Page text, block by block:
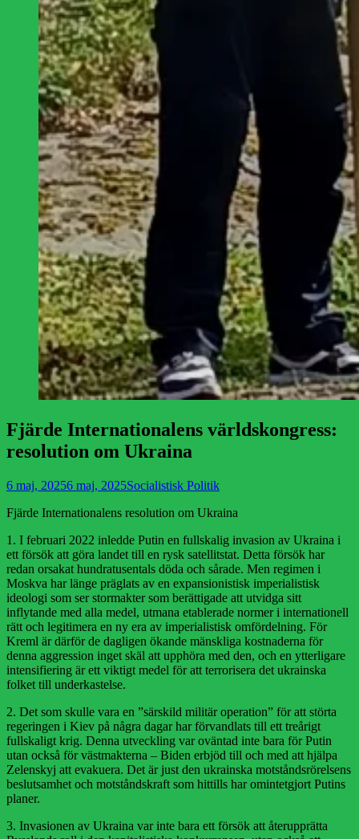
Fjärde Internationalens världskongress:
resolution om Ukraina
Publicerad
6 maj, 20256 maj, 2025Författare
Socialistisk Politik
Fjärde Internationalens resolution om Ukraina
1. I februari 2022 inledde Putin en fullskalig invasion av Ukraina i
ett försök att göra landet till en rysk satellitstat. Detta försök har
redan orsakat hundratusentals döda och sårade. Men regimen i
Moskva har länge präglats av en expansionistisk imperialistisk
ideologi som ser stormakter som berättigade att utvidga sitt
inflytande med alla medel, utmana etablerade normer i internationell
rätt och legitimera en ny era av imperialistisk omfördelning. För
Kreml är därför de dagligen ökande mänskliga kostnaderna för
denna aggression inget skäl att upphöra med den, och en ytterligare
intensifiering är ett viktigt medel för att terrorisera det ukrainska
folket till underkastelse.
2. Det som skulle vara en ”särskild militär operation” för att störta
regeringen i Kiev på några dagar har förvandlats till ett treårigt
fullskaligt krig. Denna utveckling var oväntad inte bara för Putin
utan också för västmakterna – Biden erbjöd till och med att hjälpa
Zelenskyj att evakuera. Det är just den ukrainska motståndsrörelsens
beslutsamhet och motståndskraft som hittills har omintetgjort Putins
planer.
3. Invasionen av Ukraina var inte bara ett försök att återupprätta